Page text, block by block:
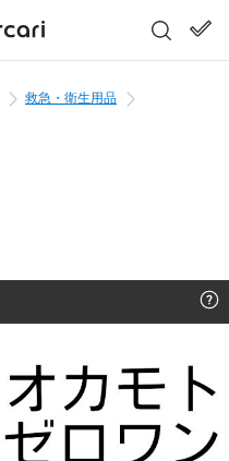
救急・衛生用品